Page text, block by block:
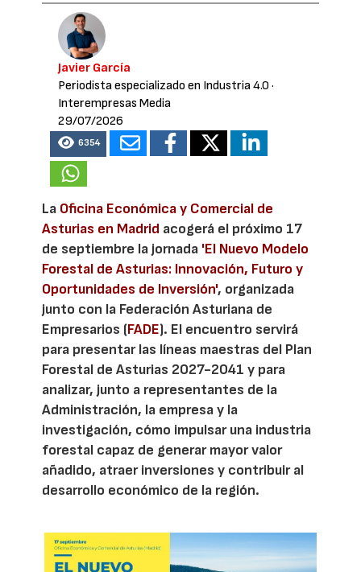
Javier García
Periodista especializado en Industria 4.0 ·
Interempresas Media
29/07/2026
6354
La Oficina Económica y Comercial de
Asturias en Madrid acogerá el próximo 17
de septiembre la jornada 'El Nuevo Modelo
Forestal de Asturias: Innovación, Futuro y
Oportunidades de Inversión', organizada
junto con la Federación Asturiana de
Empresarios (FADE). El encuentro servirá
para presentar las líneas maestras del Plan
Forestal de Asturias 2027-2041 y para
analizar, junto a representantes de la
Administración, la empresa y la
investigación, cómo impulsar una industria
forestal capaz de generar mayor valor
añadido, atraer inversiones y contribuir al
desarrollo económico de la región.